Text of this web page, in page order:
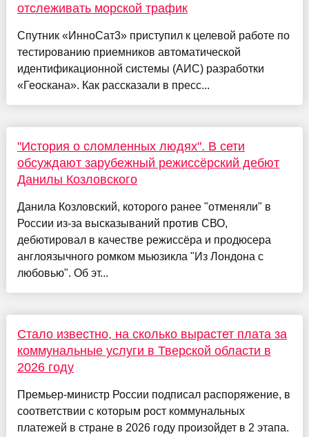
отслеживать морской трафик
Спутник «ИнноСат3» приступил к целевой работе по
тестированию приемников автоматической
идентификационной системы (АИС) разработки
«Геоскана». Как рассказали в пресс...
"История о сломленных людях". В сети
обсуждают зарубежный режиссёрский дебют
Данилы Козловского
Данила Козловский, которого ранее "отменяли" в
России из-за высказываний против СВО,
дебютировал в качестве режиссёра и продюсера
англоязычного ромком мьюзикла "Из Лондона с
любовью". Об эт...
Стало известно, на сколько вырастет плата за
коммунальные услуги в Тверской области в
2026 году
Премьер-министр России подписал распоряжение, в
соответствии с которым рост коммунальных
платежей в стране в 2026 году произойдет в 2 этапа.